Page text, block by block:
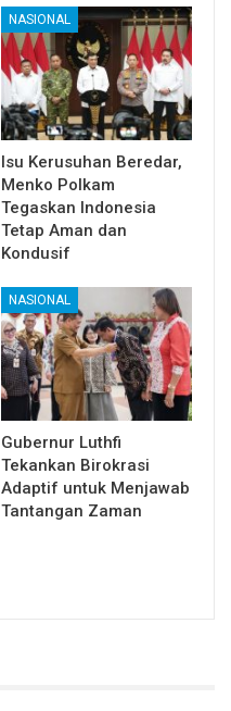
NASIONAL
Isu Kerusuhan Beredar,
Menko Polkam
Tegaskan Indonesia
Tetap Aman dan
Kondusif
NASIONAL
Gubernur Luthfi
Tekankan Birokrasi
Adaptif untuk Menjawab
Tantangan Zaman